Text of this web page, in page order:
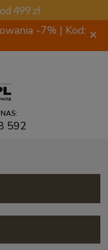
499 zł
-7% | Kod: ×
592